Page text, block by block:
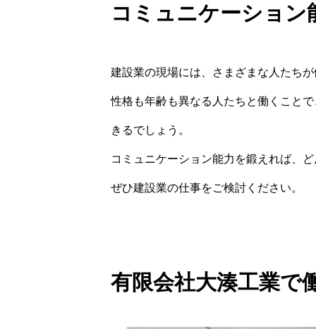
コミュニケーション
建設業の現場には、さまざまな人たち
性格も年齢も異なる人たちと働くこと
きるでしょう。
コミュニケーション能力を鍛えれば、
ぜひ建設業の仕事をご検討ください。
有限会社大湊工業で